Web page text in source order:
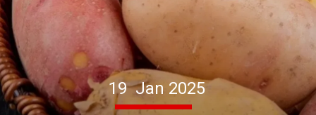
19 Jan 2025